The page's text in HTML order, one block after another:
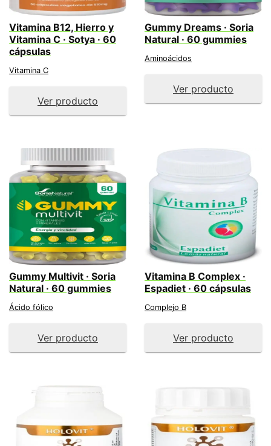
Vitamina B12, Hierro y
Vitamina C · Sotya · 60
cápsulas
Vitamina C
Ver producto
Gummy Dreams · Soria
Natural · 60 gummies
Aminoácidos
Ver producto
Gummy Multivit · Soria
Natural · 60 gummies
Ácido fólico
Ver producto
Vitamina B Complex ·
Espadiet · 60 cápsulas
Complejo B
Ver producto